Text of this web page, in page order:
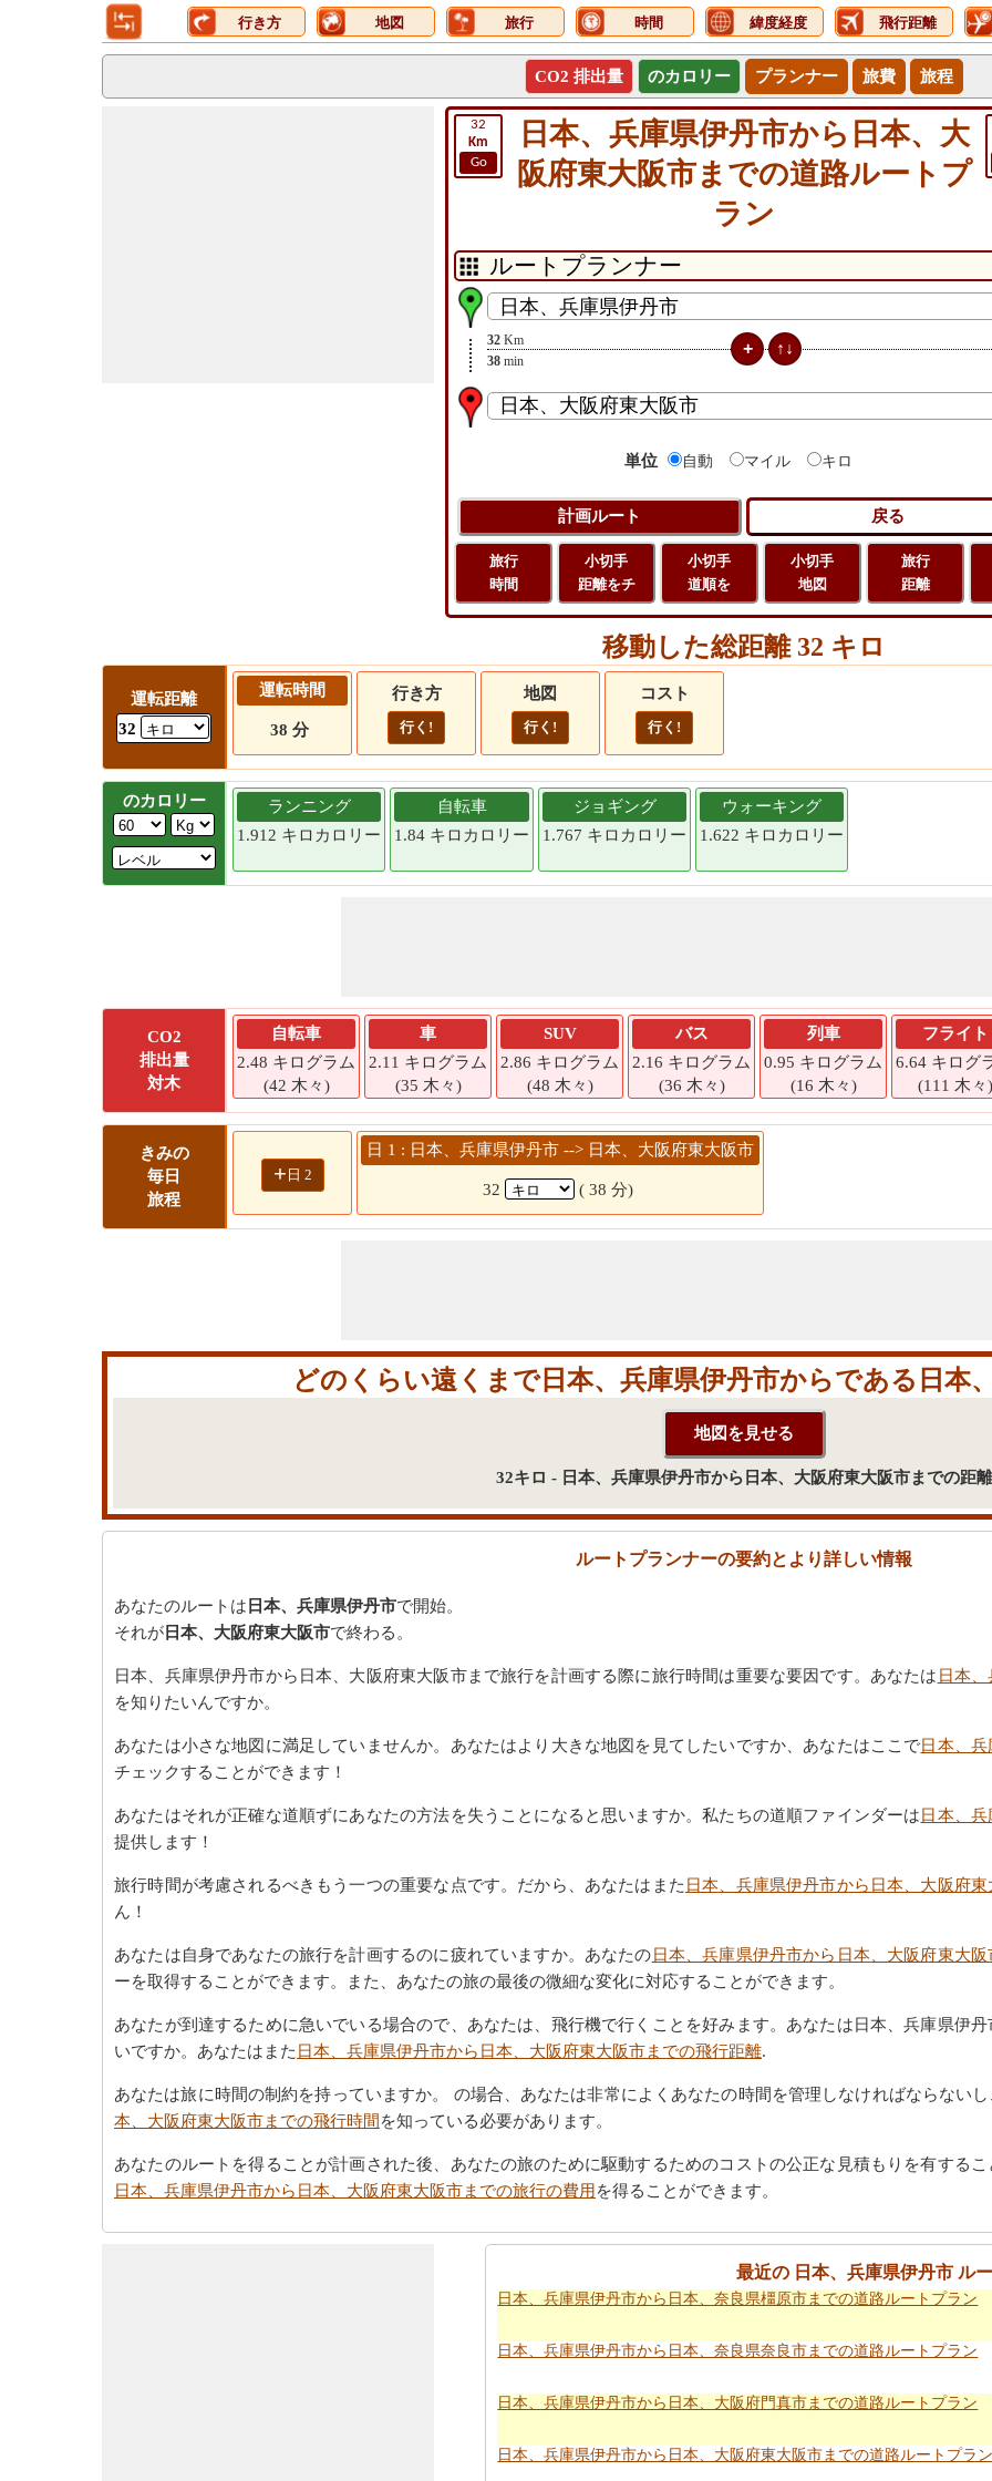
行き方 地図 旅行 時間 緯度経度 飛行距離
CO2 排出量 のカロリー プランナー 旅費 旅程
32
Km
Go
日本、兵庫県伊丹市から日本、大
阪府東大阪市までの道路ルートプ
ラン
32 Km
38 min
単位 自動 マイル キロ
旅行
時間
小切手
距離をチ
小切手
道順を
小切手
地図
旅行
距離
移動した総距離 32 キロ
運転距離
32
運転時間
38 分
行き方
行く!
地図
行く!
コスト
行く!
のカロリー
ランニング
1.912 キロカロリー
自転車
1.84 キロカロリー
ジョギング
1.767 キロカロリー
ウォーキング
1.622 キロカロリー
CO2
排出量
対木
自転車
2.48 キログラム
(42 木々)
車
2.11 キログラム
(35 木々)
SUV
2.86 キログラム
(48 木々)
バス
2.16 キログラム
(36 木々)
列車
0.95 キログラム
(16 木々)
フライト
6.64 キログ
(111 木々)
きみの
毎日
旅程
+ 日 2
日 1 : 日本、兵庫県伊丹市 --> 日本、大阪府東大阪市
32 ( 38 分)
どのくらい遠くまで日本、兵庫県伊丹市からである日本
32キロ - 日本、兵庫県伊丹市から日本、大阪府東大阪市までの距離
ルートプランナーの要約とより詳しい情報
あなたのルートは 日本、兵庫県伊丹市で開始。
それが 日本、大阪府東大阪市で終わる。
日本、兵庫県伊丹市から日本、大阪府東大阪市まで旅行を計画する際に旅行時間は重要な要因です。あなたは 日本
を知りたいんですか。
あなたは小さな地図に満足していませんか。あなたはより大きな地図を見てしたいですか、あなたはここで日本、
チェックすることができます！
あなたはそれが正確な道順ずにあなたの方法を失うことになると思いますか。私たちの道順ファインダーは日本、
提供します！
旅行時間が考慮されるべきもう一つの重要な点です。だから、あなたはまた 日本、兵庫県伊丹市から日本、大阪府
ん！
あなたは自身であなたの旅行を計画するのに疲れていますか。あなたの日本、兵庫県伊丹市から日本、大阪府東大
ーを取得することができます。また、あなたの旅の最後の微細な変化に対応することができます。
あなたが到達するために急いでいる場合ので、あなたは、飛行機で行くことを好みます。あなたは日本、兵庫県伊
いですか。あなたはまた 日本、兵庫県伊丹市から日本、大阪府東大阪市までの飛行距離.
あなたは旅に時間の制約を持っていますか。 の場合、あなたは非常によくあなたの時間を管理しなければならない
本、大阪府東大阪市までの飛行時間を知っている必要があります。
あなたのルートを得ることが計画された後、あなたの旅のために駆動するためのコストの公正な見積もりを有する
日本、兵庫県伊丹市から日本、大阪府東大阪市までの旅行の費用を得ることができます。
最近の 日本、兵庫県伊丹市 ル
日本、兵庫県伊丹市から日本、奈良県橿原市までの道路ルートプラン
日本、兵庫県伊丹市から日本、奈良県奈良市までの道路ルートプラン
日本、兵庫県伊丹市から日本、大阪府門真市までの道路ルートプラン
日本、兵庫県伊丹市から日本、大阪府東大阪市までの道路ルートプラン